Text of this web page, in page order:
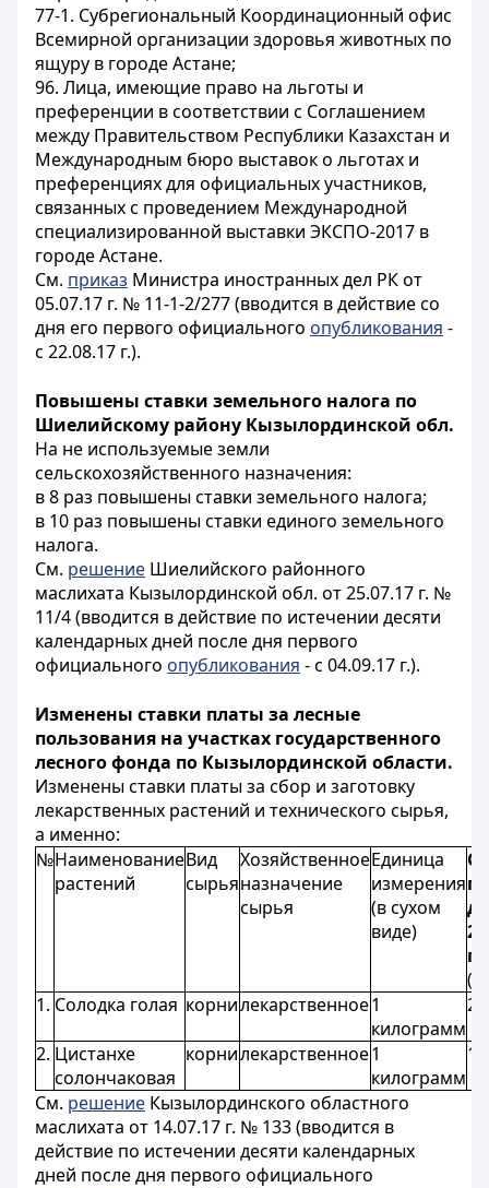
77-1. Субрегиональный Координационный офис
Всемирной организации здоровья животных по
ящуру в городе Астане;
96. Лица, имеющие право на льготы и
преференции в соответствии с Соглашением
между Правительством Республики Казахстан и
Международным бюро выставок о льготах и
преференциях для официальных участников,
связанных с проведением Международной
специализированной выставки ЭКСПО-2017 в
городе Астане.
См. приказ Министра иностранных дел РК от
05.07.17 г. № 11-1-2/277 (вводится в действие со
дня его первого официального опубликования -
с 22.08.17 г.).
Повышены ставки земельного налога по
Шиелийскому району Кызылординской обл.
На не используемые земли
сельскохозяйственного назначения:
в 8 раз повышены ставки земельного налога;
в 10 раз повышены ставки единого земельного
налога.
См. решение Шиелийского районного
маслихата Кызылординской обл. от 25.07.17 г. №
11/4 (вводится в действие по истечении десяти
календарных дней после дня первого
официального опубликования - с 04.09.17 г.).
Изменены ставки платы за лесные
пользования на участках государственного
лесного фонда по Кызылординской области.
Изменены ставки платы за сбор и заготовку
лекарственных растений и технического сырья,
а именно:
№Наименование
растений
Вид
сырья
Хозяйственное
назначение
сырья
Единица
измерения
(в сухом
виде)
до
г.
1. Солодка голая корнилекарственное1
килограмм
2. Цистанхе
солончаковая
корнилекарственное1
килограмм
См. решение Кызылординского областного
маслихата от 14.07.17 г. № 133 (вводится в
действие по истечении десяти календарных
дней после дня первого официального